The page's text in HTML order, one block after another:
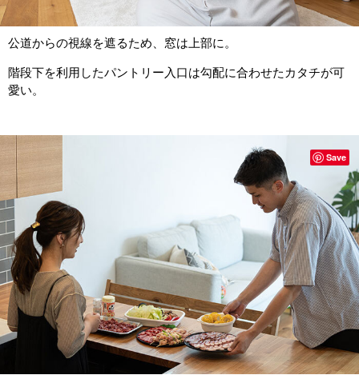
公道からの視線を遮るため、窓は上部に。
階段下を利用したパントリー入口は勾配に合わせたカタチが可
愛い。
Save